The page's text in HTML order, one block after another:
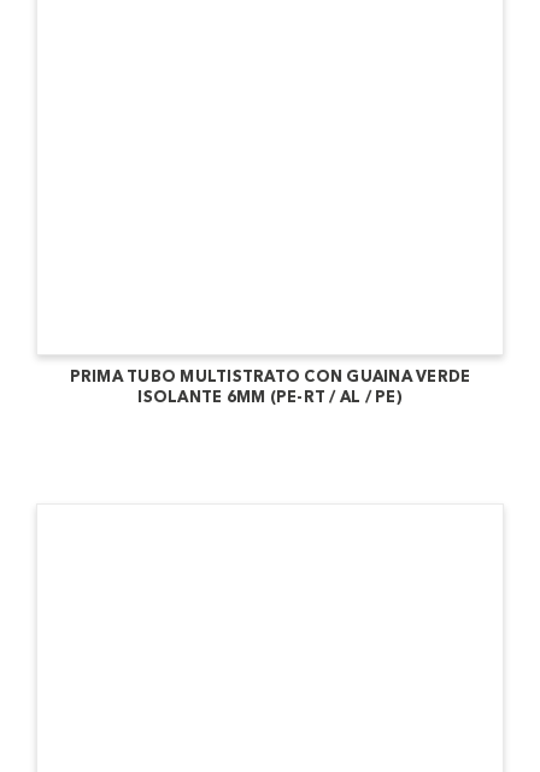
PRIMA TUBO MULTISTRATO CON GUAINA VERDE
ISOLANTE 6MM (PE-RT / AL / PE)